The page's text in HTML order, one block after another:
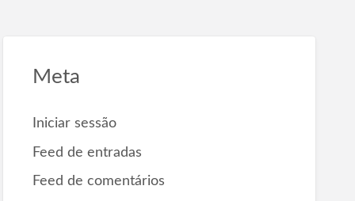
Meta
Iniciar sessão
Feed de entradas
Feed de comentários